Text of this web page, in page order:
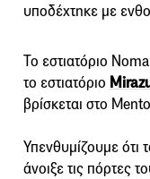
υποδέχτηκε με
Το εστιατόριο
το εστιατόριο
βρίσκεται στο
Υπενθυμίζουμε ότι
άνοιξε τις πόρτες